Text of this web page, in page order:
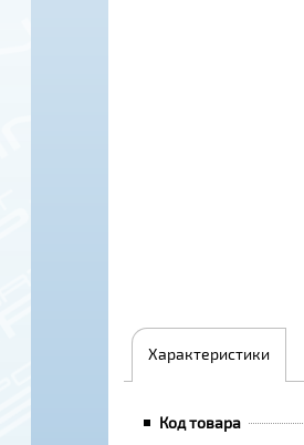
Характеристики
Код товара